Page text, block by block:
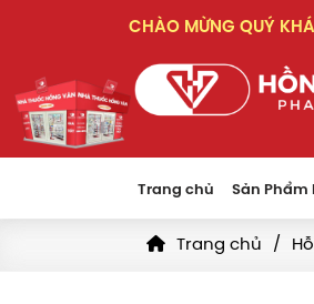
CHÀO MỪNG QUÝ
Trang chủ Sản Phẩm
Trang chủ